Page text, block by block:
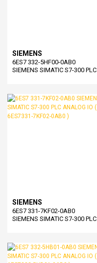
SIEMENS
6ES7 332-5HF00-0AB0
SIEMENS SIMATIC S7-300 PLC
SIEMENS
6ES7 331-7KF02-0AB0
SIEMENS SIMATIC S7-300 PLC